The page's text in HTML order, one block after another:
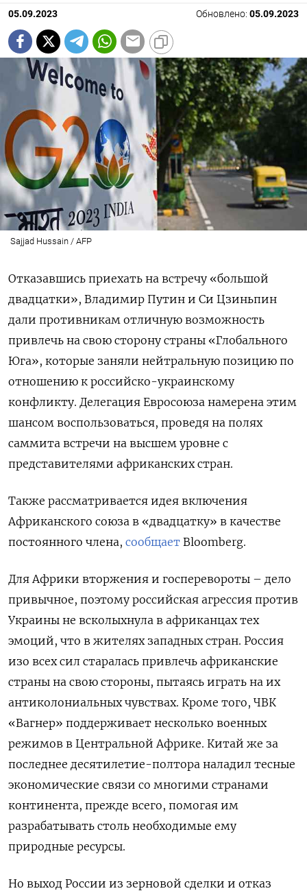
05.09.2023 Обновлено: 05.09.2023
Sajjad Hussain / AFP
Отказавшись приехать на встречу «большой
двадцатки», Владимир Путин и Си Цзиньпин
дали противникам отличную возможность
привлечь на свою сторону страны «Глобального
Юга», которые заняли нейтральную позицию по
отношению к российско-украинскому
конфликту. Делегация Евросоюза намерена этим
шансом воспользоваться, проведя на полях
саммита встречи на высшем уровне с
представителями африканских стран.
Также рассматривается идея включения
Африканского союза в «двадцатку» в качестве
постоянного члена, сообщает Bloomberg.
Для Африки вторжения и госперевороты – дело
привычное, поэтому российская агрессия против
Украины не всколыхнула в африканцах тех
эмоций, что в жителях западных стран. Россия
изо всех сил старалась привлечь африканские
страны на свою стороны, пытаясь играть на их
антиколониальных чувствах. Кроме того, ЧВК
«Вагнер» поддерживает несколько военных
режимов в Центральной Африке. Китай же за
последнее десятилетие-полтора наладил тесные
экономические связи со многими странами
континента, прежде всего, помогая им
разрабатывать столь необходимые ему
природные ресурсы.
Но выход России из зерновой сделки и отказ